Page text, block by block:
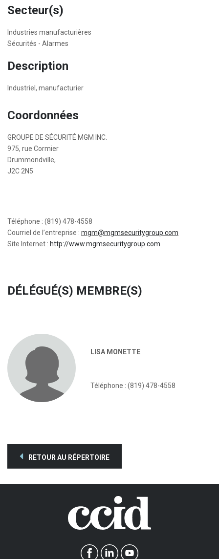
Secteur(s)
Industries manufacturières
Sécurités - Alarmes
Description
Industriel, manufacturier
Coordonnées
GROUPE DE SÉCURITÉ MGM INC.
975, rue Cormier
Drummondville,
J2C 2N5
Téléphone : (819) 478-4558
Courriel de l’entreprise : mgm@mgmsecuritygroup.com
Site Internet : http://www.mgmsecuritygroup.com
DÉLÉGUÉ(S) MEMBRE(S)
LISA MONETTE
Téléphone : (819) 478-4558
RETOUR AU RÉPERTOIRE